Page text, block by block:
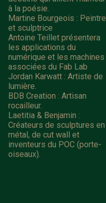
à la poésie.
Martine Bourgeois : Peintre
et sculptrice
Antoine Teillet présentera
les applications du
numérique et les machines
associées du Fab Lab
Jordan Karwatt : Artiste de
lumière.
BDB Creation : Artisan
rocailleur.
Laetitia & Benjamin :
Créateurs de sculptures en
métal, de cut wall et
inventeurs du POC (porte-
oiseaux).